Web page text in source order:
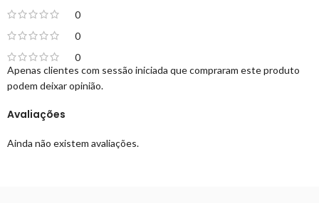
0
0
0
Avaliações
Ainda não existem avaliações.
Apenas clientes com sessão iniciada que compraram este produto
podem deixar opinião.